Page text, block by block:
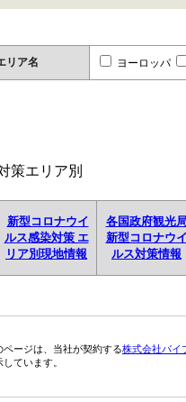
リア名 ヨーロッパ
策エリア別
新型コロナウイ
ルス感染対策 エ
リア別現地情報
各国政府観光
新型コロナウ
ルス対策情報
ページは、当社が契約する株式会社パイ
しています。